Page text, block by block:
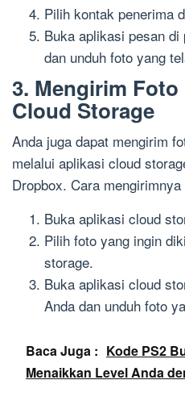
Pilih kontak penerima
Buka aplikasi pesan
dan unduh foto yang
3. Mengirim
Cloud Storage
Anda juga dapat mengirim
melalui aplikasi cloud
Dropbox. Cara
Buka aplikasi cloud
Pilih foto yang ingin
storage.
Buka aplikasi cloud
Anda dan unduh foto
Baca Juga : Kode PS2
Menaikkan Level Anda